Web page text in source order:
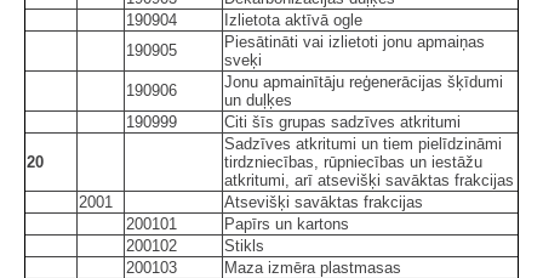
190904
Izlietota aktīvā ogle
190905
Piesātināti vai izlietoti jonu apmaiņas
sveķi
190906
Jonu apmainītāju reģenerācijas šķīdumi
un duļķes
190999
Citi šīs grupas sadzīves atkritumi
20
Sadzīves atkritumi un tiem pielīdzināmi
tirdzniecības, rūpniecības un iestāžu
atkritumi, arī atsevišķi savāktas frakcijas
2001
Atsevišķi savāktas frakcijas
200101
Papīrs un kartons
200102
Stikls
200103
Maza izmēra plastmasas